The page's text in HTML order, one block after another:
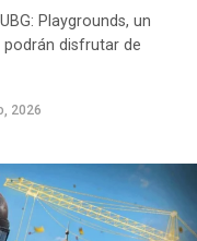
30% de descuento
y vale la pena
Playgrounds, un
disfrutar de
2026